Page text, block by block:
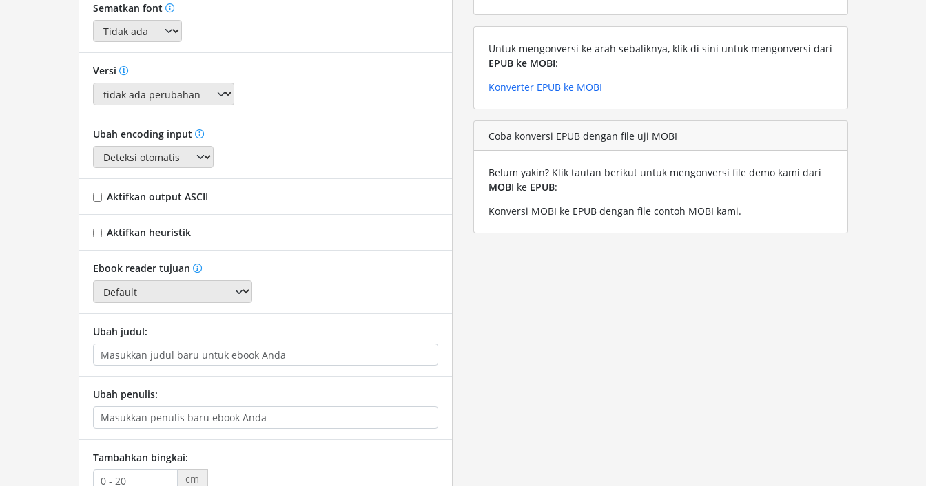
Sematkan font
Versi
Ubah encoding input
Aktifkan output ASCII
Aktifkan heuristik
Ebook reader tujuan
Ubah judul:
Ubah penulis:
Tambahkan bingkai:
cm
Untuk mengonversi ke arah sebaliknya, klik di sini untuk mengonversi dari
EPUB ke MOBI:
Konverter EPUB ke MOBI
Coba konversi EPUB dengan file uji MOBI
Belum yakin? Klik tautan berikut untuk mengonversi file demo kami dari
MOBI ke EPUB:
Konversi MOBI ke EPUB dengan file contoh MOBI kami.